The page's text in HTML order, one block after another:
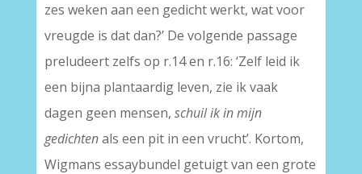
zes weken aan een gedicht werkt, wat voor
vreugde is dat dan?’ De volgende passage
preludeert zelfs op r.14 en r.16: ‘Zelf leid ik
een bijna plantaardig leven, zie ik vaak
dagen geen mensen, schuil ik in mijn
gedichtenals een pit in een vrucht’. Kortom,
Wigmans essaybundel getuigt van een grote